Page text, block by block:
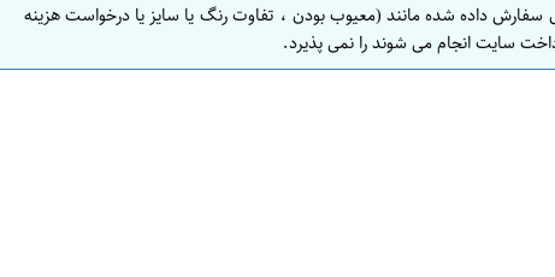
سفارش داده شده مانند (معیوب بودن ، تفاوت رنگ یا سایز یا درخواست هزینه
سایت انجام می شوند را نمی پذیرد.